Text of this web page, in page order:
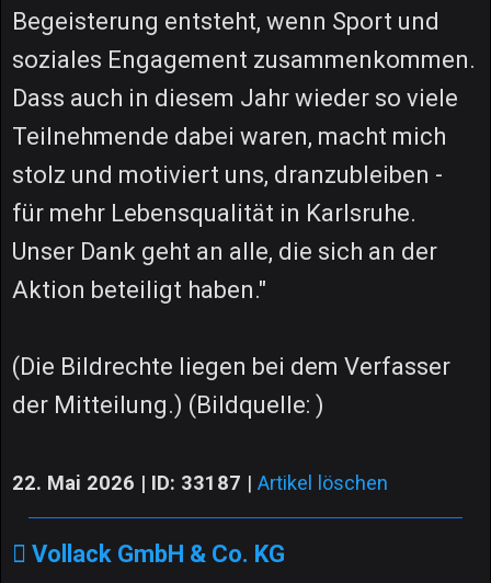
Begeisterung entsteht, wenn Sport und
soziales Engagement zusammenkommen.
Dass auch in diesem Jahr wieder so viele
Teilnehmende dabei waren, macht mich
stolz und motiviert uns, dranzubleiben -
für mehr Lebensqualität in Karlsruhe.
Unser Dank geht an alle, die sich an der
Aktion beteiligt haben."
(Die Bildrechte liegen bei dem Verfasser
der Mitteilung.) (Bildquelle: )
22. Mai 2026 | ID: 33187 | Artikel löschen
Vollack GmbH & Co. KG